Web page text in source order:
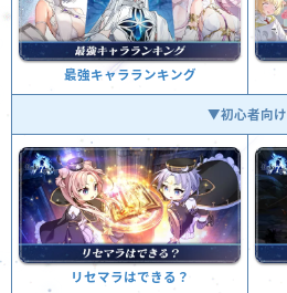
最強キャラランキング
▼初心者向け
リセマラはできる？